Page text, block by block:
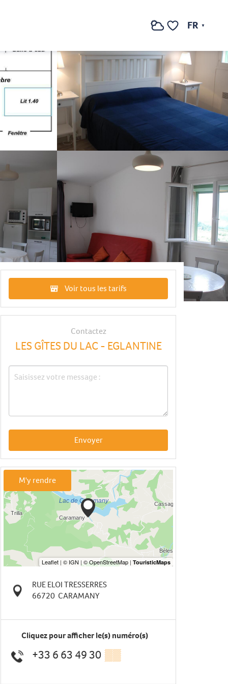
Recherche FR
Voir les photos (9)
Voir tous les tarifs
Contactez
LES GÎTES DU LAC - EGLANTINE
Envoyer
M'y rendre
RUE ELOI TRESSERRES
66720 CARAMANY
Cliquez pour afficher le(s) numéro(s)
+33 6 63 49 30 ▒▒